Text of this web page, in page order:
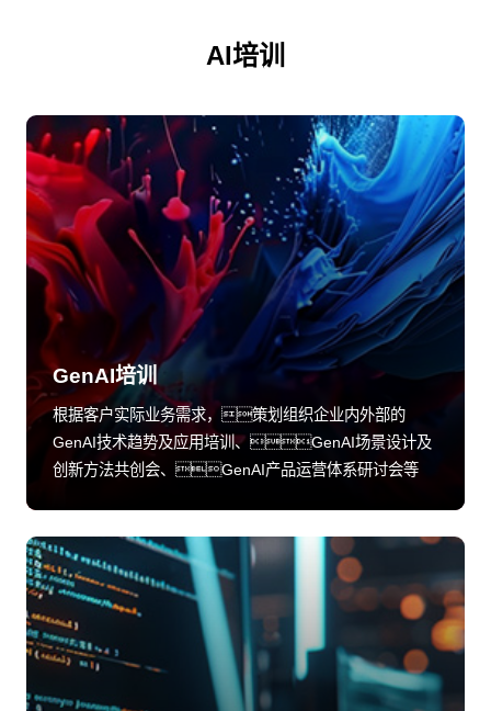
AI培训
GenAI培训
根据客户实际业务需求，策划组织企业内外部的
GenAI技术趋势及应用培训、GenAI场景设计及
创新方法共创会、GenAI产品运营体系研讨会等